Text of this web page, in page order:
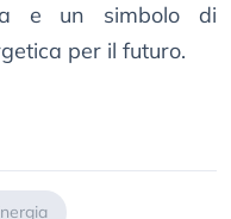
e un simbolo di
per il futuro.